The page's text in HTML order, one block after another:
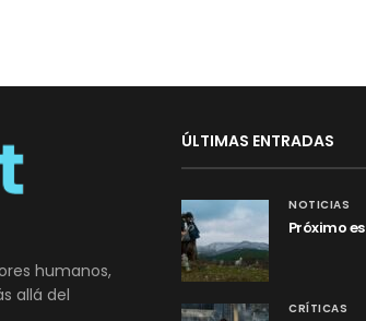
humanos,
allá del
ÚLTIMAS ENTRADAS
NOTICIAS
Próximo
CRÍTICAS